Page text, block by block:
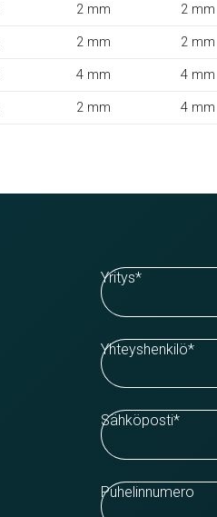
2 mm 2 mm
2 mm 2 mm
4 mm 4 mm
2 mm 4 mm
Yritys*
Yhteyshenkilö*
Sähköposti*
Puhelinnumero